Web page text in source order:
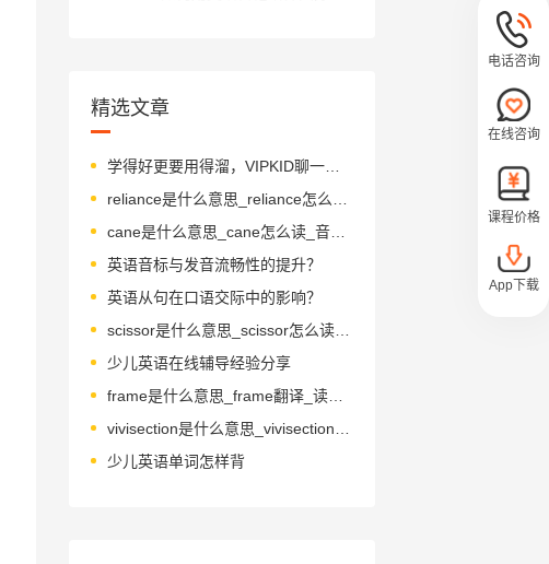
精选文章
学得好更要用得溜，VIPKID聊一聊帮你突破日常口语壁垒
cane是什么意思_cane怎么读_音标keɪn
英语音标与发音流畅性的提升？
英语从句在口语交际中的影响？
scissor是什么意思_scissor怎么读_音标'sɪzə
少儿英语在线辅导经验分享
frame是什么意思_frame翻译_读音_用法_翻译
少儿英语单词怎样背
电话咨询
在线咨询
课程价格
App下载